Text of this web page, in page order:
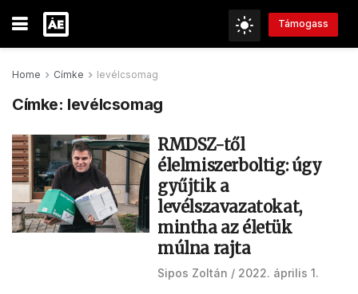
Támogass
Home Címke levélcsomag
Címke: levélcsomag
RMDSZ-től
élelmiszerboltig: úgy
gyűjtik a
levélszavazatokat,
mintha az életük
múlna rajta
Sipos Zoltán 2022. április 1.